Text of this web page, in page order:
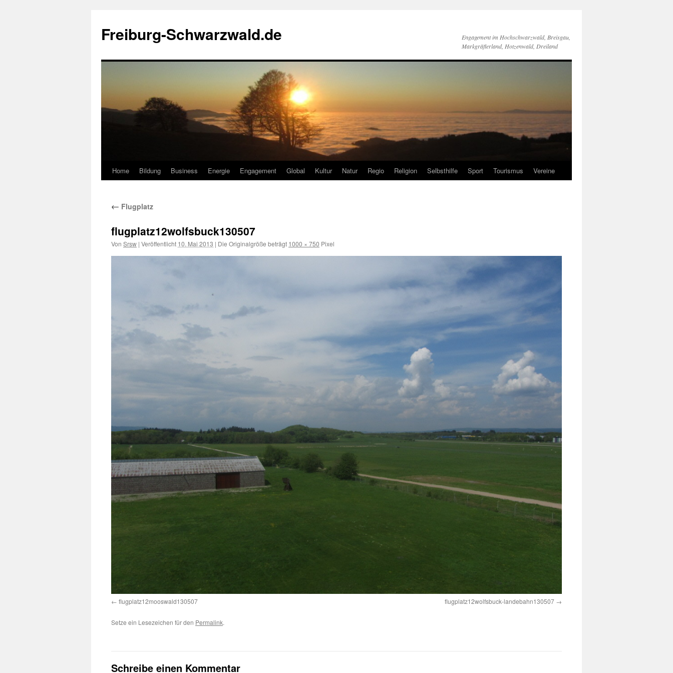
springen
Freiburg-Schwarzwald.de
Engagement im Hochschwarzwald, Breisgau,
Markgräflerland, Hotzenwald, Dreiland
Home Bildung Business Energie Engagement Global Kultur Natur Regio Religion Selbsthilfe Sport Tourismus Vereine
← Flugplatz
flugplatz12wolfsbuck130507
Von Srsw | Veröffentlicht 10. Mai 2013 | Die Originalgröße beträgt 1000 × 750 Pixel
flugplatz12mooswald130507 flugplatz12wolfsbuck-landebahn130507
Setze ein Lesezeichen für den Permalink.
Schreibe einen Kommentar